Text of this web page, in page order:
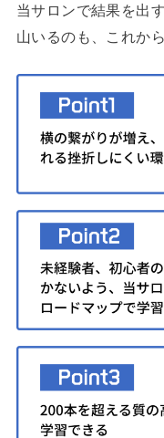
当サロンで結果を出
山いるのも、これか